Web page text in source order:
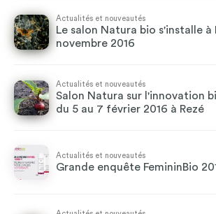
Actualités et nouveautés
Le salon Natura bio s'installe à
novembre 2016
Actualités et nouveautés
Salon Natura sur l'innovation
du 5 au 7 février 2016 à Rezé
Actualités et nouveautés
Grande enquête FemininBio